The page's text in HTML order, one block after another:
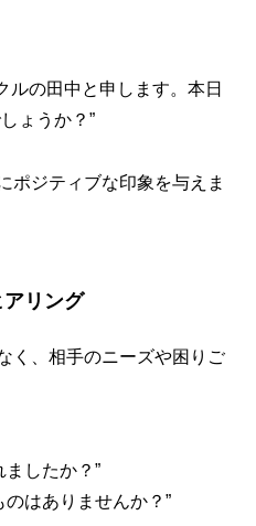
ルの田中と申します。本日
ょうか？”
ポジティブな印象を与えま
リング
く、相手のニーズや困りご
したか？”
はありませんか？”